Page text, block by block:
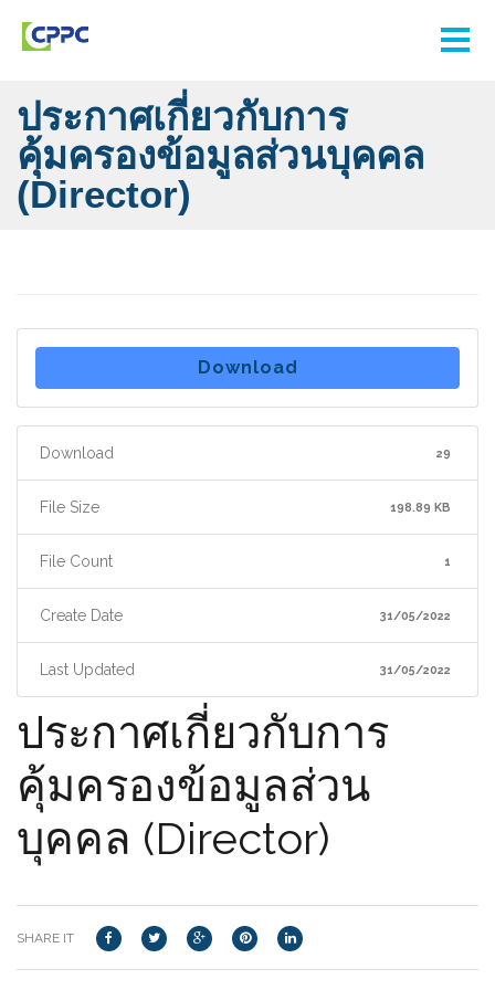
ประกาศเกี่ยวกับการ
คุ้มครองข้อมูลส่วนบุคคล
(Director)
Download
Download 29
File Size 198.89 KB
File Count 1
Create Date 31/05/2022
Last Updated 31/05/2022
ประกาศเกี่ยวกับการ
คุ้มครองข้อมูลส่วน
บุคคล (Director)
SHARE IT